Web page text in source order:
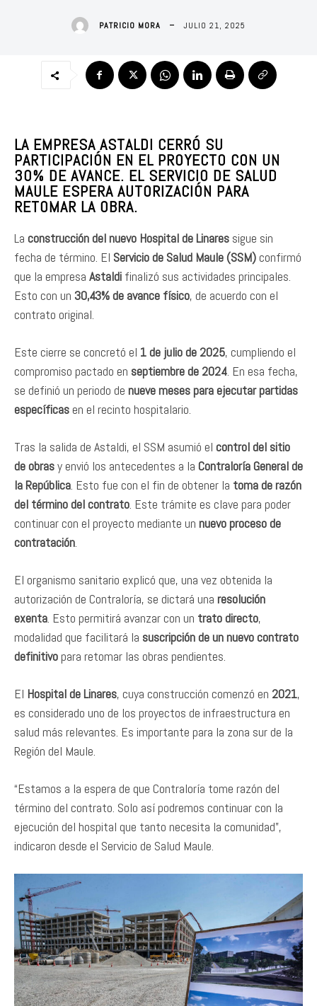
PATRICIO MORA JULIO 21, 2025
LA EMPRESA ASTALDI CERRÓ SU
PARTICIPACIÓN EN EL PROYECTO CON UN
30% DE AVANCE. EL SERVICIO DE SALUD
MAULE ESPERA AUTORIZACIÓN PARA
RETOMAR LA OBRA.
La construcción del nuevo Hospital de Linares sigue sin
fecha de término. El Servicio de Salud Maule (SSM)confirmó
que la empresa Astaldi finalizó sus actividades principales.
Esto con un 30,43% de avance físico, de acuerdo con el
contrato original.
Este cierre se concretó el 1 de julio de 2025, cumpliendo el
compromiso pactado en septiembre de 2024. En esa fecha,
se definió un periodo de nueve meses para ejecutar partidas
específicasen el recinto hospitalario.
Tras la salida de Astaldi, el SSM asumió el control del sitio
de obrasy envió los antecedentes a la Contraloría General de
la República. Esto fue con el fin de obtener la toma de razón
del término del contrato. Este trámite es clave para poder
continuar con el proyecto mediante un nuevo proceso de
contratación.
El organismo sanitario explicó que, una vez obtenida la
autorización de Contraloría, se dictará una resolución
exenta. Esto permitirá avanzar con un trato directo,
modalidad que facilitará la suscripción de un nuevo contrato
definitivopara retomar las obras pendientes.
El Hospital de Linares, cuya construcción comenzó en 2021,
es considerado uno de los proyectos de infraestructura en
salud más relevantes. Es importante para la zona sur de la
Región del Maule.
“Estamos a la espera de que Contraloría tome razón del
término del contrato. Solo así podremos continuar con la
ejecución del hospital que tanto necesita la comunidad”,
indicaron desde el Servicio de Salud Maule.